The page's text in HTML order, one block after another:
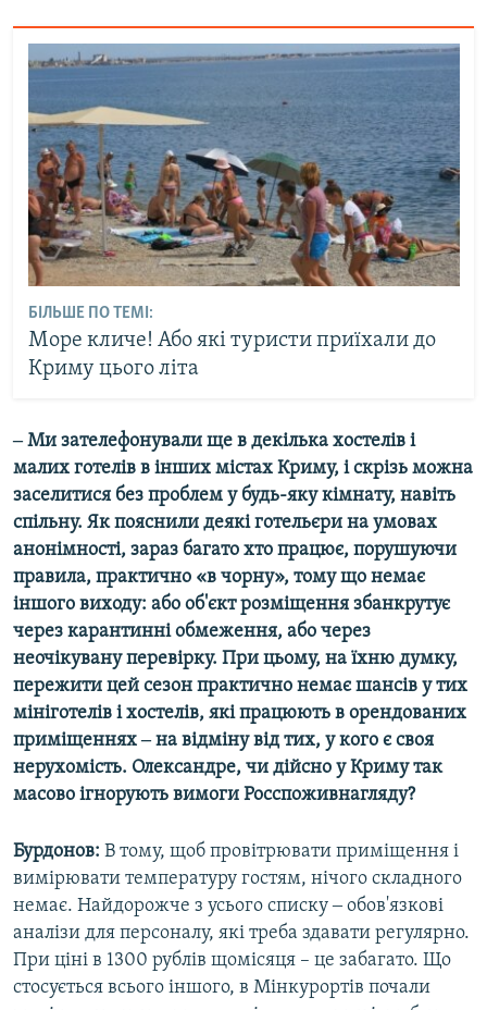
БІЛЬШЕ ПО ТЕМІ:
Море кличе! Або які туристи приїхали до
Криму цього літа
‒ Ми зателефонували ще в декілька хостелів і
малих готелів в інших містах Криму, і скрізь можна
заселитися без проблем у будь-яку кімнату, навіть
спільну. Як пояснили деякі готельєри на умовах
анонімності, зараз багато хто працює, порушуючи
правила, практично «в чорну», тому що немає
іншого виходу: або об'єкт розміщення збанкрутує
через карантинні обмеження, або через
неочікувану перевірку. При цьому, на їхню думку,
пережити цей сезон практично немає шансів у тих
мініготелів і хостелів, які працюють в орендованих
приміщеннях ‒ на відміну від тих, у кого є своя
нерухомість. Олександре, чи дійсно у Криму так
масово ігнорують вимоги Росспоживнагляду?
Бурдонов: В тому, щоб провітрювати приміщення і
вимірювати температуру гостям, нічого складного
немає. Найдорожче з усього списку ‒ обов'язкові
аналізи для персоналу, які треба здавати регулярно.
При ціні в 1300 рублів щомісяця – це забагато. Що
стосується всього іншого, в Мінкурортів почали